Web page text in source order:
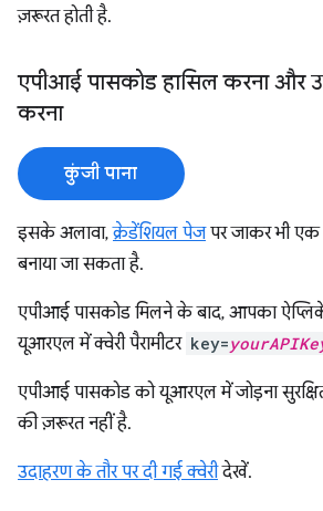
ज़रूरत होती है.
एपीआई पासकोड हासिल करना और
करना
कुंजी पाना
इसके अलावा,क्रेडेंशियल पेजपर जाकर भी
बनाया जा सकता है.
एपीआई पासकोड मिलने के बाद, आपका
यूआरएल में क्वेरी पैरामीटर key=
एपीआई पासकोड को यूआरएल में जोड़ना
की ज़रूरत नहीं है.
उदाहरण के तौर पर दी गई क्वेरीदेखें.